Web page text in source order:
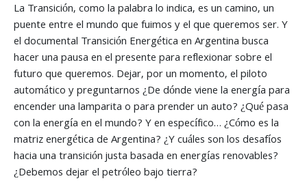
La Transición, como la palabra lo indica, es un camino, un
puente entre el mundo que fuimos y el que queremos ser. Y
el documental Transición Energética en Argentina busca
hacer una pausa en el presente para reflexionar sobre el
futuro que queremos. Dejar, por un momento, el piloto
automático y preguntarnos ¿De dónde viene la energía para
encender una lamparita o para prender un auto? ¿Qué pasa
con la energía en el mundo? Y en específico… ¿Cómo es la
matriz energética de Argentina? ¿Y cuáles son los desafíos
hacia una transición justa basada en energías renovables?
¿Debemos dejar el petróleo bajo tierra?